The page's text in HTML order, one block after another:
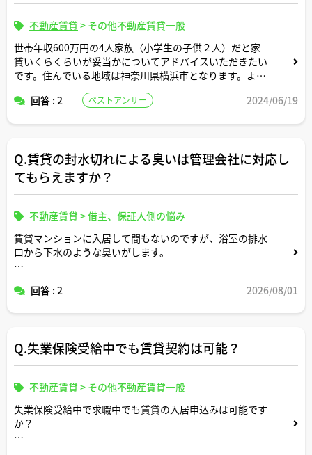
不動産賃貸 > その他不動産賃貸一般
世帯年収600万円の4人家族（小学生の子供２人）だと家
賃いくらくらいが妥当かについてアドバイスいただきたい
です。住んでいる地域は神奈川県横浜市となります。よろ
回答 : 2
ベストアンサー 2024/06/19
Q.賃貸の封水切れによる臭いは管理会社に対応し
てもらえますか？
不動産賃貸 >借主、保証人側の悩み
賃貸マンションに入居して間もないのですが、浴室の排水
口から下水のような臭いがします。
っています。
さんが対応された事例があれば教えてください。
回答 : 2 2026/08/01
Q.失業保険受給中でも賃貸契約は可能？
不動産賃貸 > その他不動産賃貸一般
失業保険受給中で求職中でも賃貸の入居申込みは可能です
か？